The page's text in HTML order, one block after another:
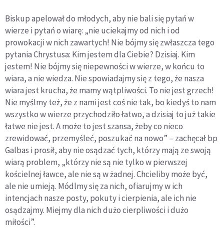
Biskup apelował do młodych, aby nie bali się pytań w
wierze i pytań o wiarę: „nie uciekajmy od nich i od
prowokacji w nich zawartych! Nie bójmy się zwłaszcza tego
pytania Chrystusa: Kim jestem dla Ciebie? Dzisiaj. Kim
jestem! Nie bójmy się niepewności w wierze, w końcu to
wiara, a nie wiedza. Nie spowiadajmy się z tego, że nasza
wiara jest krucha, że mamy wątpliwości. To nie jest grzech!
Nie myślmy też, że z nami jest coś nie tak, bo kiedyś to nam
wszystko w wierze przychodziło łatwo, a dzisiaj to już takie
łatwe nie jest. A może to jest szansa, żeby co nieco
zrewidować, przemyśleć, poszukać na nowo” – zachęcał bp
Galbas i prosił, aby nie osądzać tych, którzy mają ze swoją
wiarą problem, „którzy nie są nie tylko w pierwszej
kościelnej ławce, ale nie są w żadnej. Chcieliby może być,
ale nie umieją. Módlmy się za nich, ofiarujmy w ich
intencjach nasze posty, pokuty i cierpienia, ale ich nie
osądzajmy. Miejmy dla nich dużo cierpliwości i dużo
miłości”.